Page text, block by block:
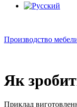
Производство
Як
Приклад